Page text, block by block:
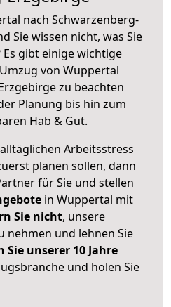
nach Schwarzenberg-
Sie wissen nicht, was Sie
gibt einige wichtige
von Wuppertal
zu beachten
Planung bis hin zum
Hab & Gut.
Arbeitsstress
planen sollen, dann
für Sie und stellen
in Wuppertal mit
Sie nicht, unsere
nehmen und lehnen Sie
Sie unserer 10 Jahre
und holen Sie